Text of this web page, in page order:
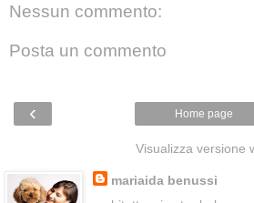
Nessun commento:
Posta un commento
‹ Home page
Visualizza versione
mariaida benussi